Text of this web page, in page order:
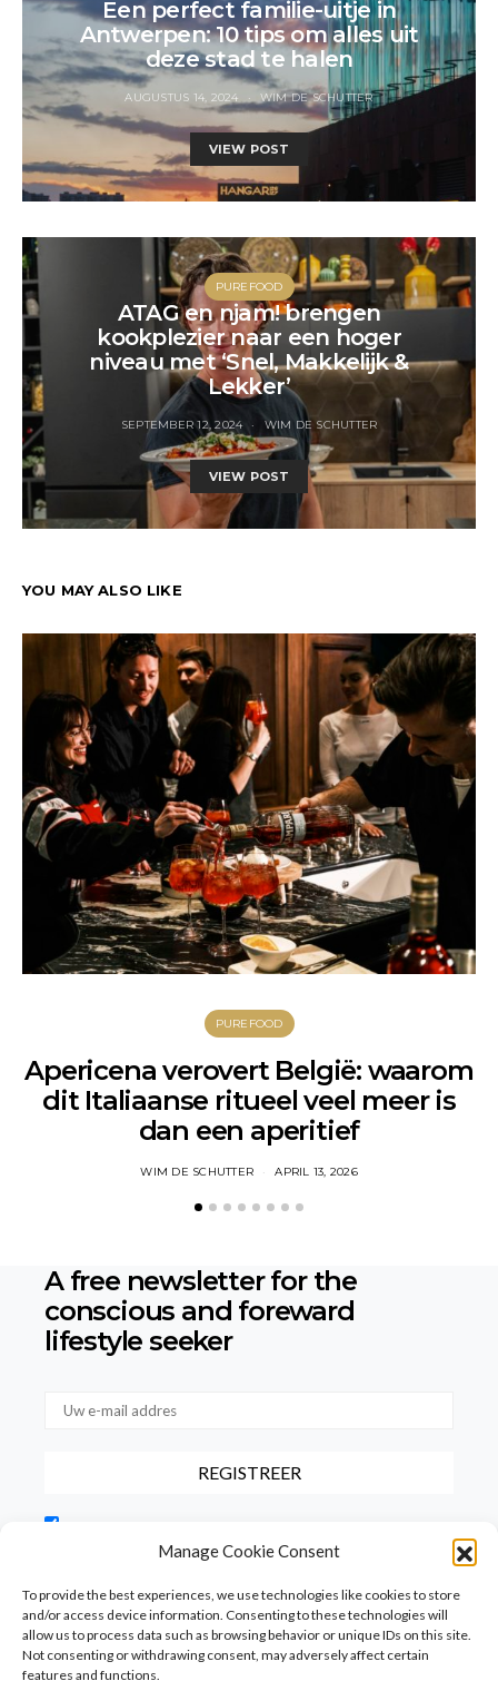
Manage Cookie Consent
To provide the best experiences, we use technologies like cookies to store
and/or access device information. Consenting to these technologies will
allow us to process data such as browsing behavior or unique IDs on this site.
Not consenting or withdrawing consent, may adversely affect certain
features and functions.
Een perfect familie-uitje in
Antwerpen: 10 tips om alles uit
deze stad te halen
AUGUSTUS 14, 2024 WIM DE SCHUTTER
VIEW POST
PUREFOOD
ATAG en njam! brengen
kookplezier naar een hoger
niveau met ‘Snel, Makkelijk &
Lekker’
SEPTEMBER 12, 2024 WIM DE SCHUTTER
VIEW POST
YOU MAY ALSO LIKE
PUREFOOD
Apericena verovert België: waarom
dit Italiaanse ritueel veel meer is
dan een aperitief
WIM DE SCHUTTER APRIL 13, 2026
A free newsletter for the
conscious and foreward
lifestyle seeker
gebruiksvoorwaarden met betrekking tot de opslag van de via dit
formulier verstrekte gegevens hebt gelezen en hiermee akkoord